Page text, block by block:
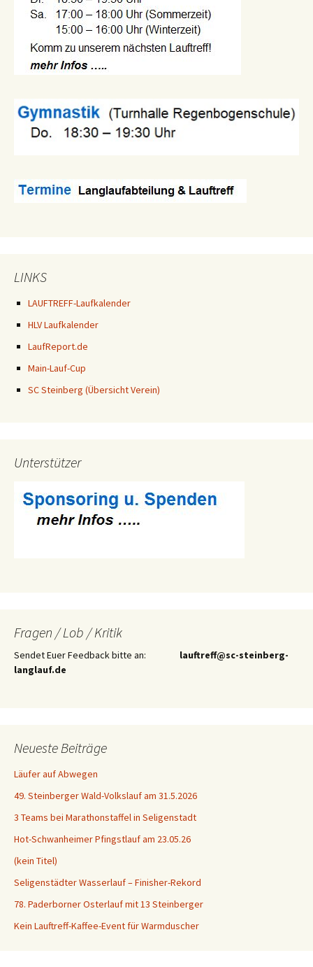
LINKS
LAUFTREFF-Laufkalender
HLV Laufkalender
LaufReport.de
Main-Lauf-Cup
SC Steinberg (Übersicht Verein)
Unterstützer
Fragen / Lob / Kritik
Sendet Euer Feedback bitte an: lauftreff@sc-steinberg-
langlauf.de
Neueste Beiträge
Läufer auf Abwegen
49. Steinberger Wald-Volkslauf am 31.5.2026
3 Teams bei Marathonstaffel in Seligenstadt
Hot-Schwanheimer Pfingstlauf am 23.05.26
(kein Titel)
Seligenstädter Wasserlauf – Finisher-Rekord
78. Paderborner Osterlauf mit 13 Steinberger
Kein Lauftreff-Kaffee-Event für Warmduscher